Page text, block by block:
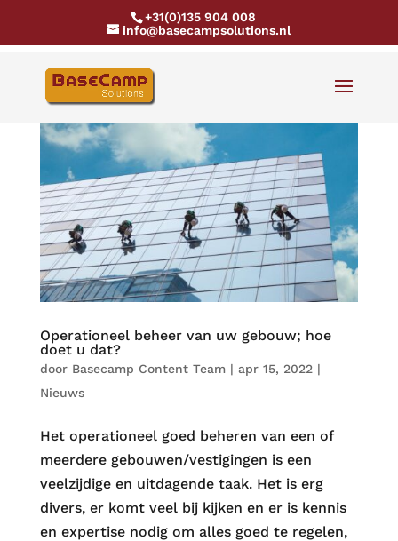
+31(0)135 904 008
info@basecampsolutions.nl
Operationeel beheer van uw gebouw; hoe
doet u dat?
door Basecamp Content Team| apr 15, 2022|
Nieuws
Het operationeel goed beheren van een of
meerdere gebouwen/vestigingen is een
veelzijdige en uitdagende taak. Het is erg
divers, er komt veel bij kijken en er is kennis
en expertise nodig om alles goed te regelen,